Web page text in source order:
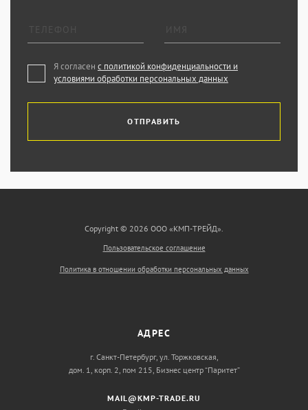
Я согласен с политикой конфиденциальности и
условиями обработки персональных данных
ОТПРАВИТЬ
Copyright © 2026 ООО «КМП-ТРЕЙД».
Пользовательское соглашение
Политика в отношении обработки персональных данных
АДРЕС
г. Санкт-Петербург, ул. Торжковская,
дом. 1, корп. 2, пом 215, Бизнес центр “Паритет”
MAIL@KMP-TRADE.RU